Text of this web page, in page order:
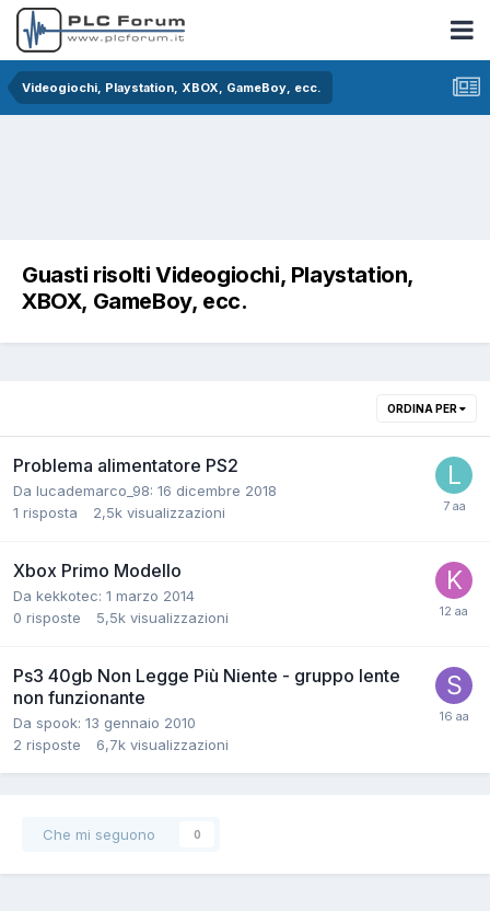
Videogiochi, Playstation, XBOX, GameBoy, ecc.
Guasti risolti Videogiochi, Playstation,
XBOX, GameBoy, ecc.
ORDINA PER
Problema alimentatore PS2
Da lucademarco_98: 16 dicembre 2018
1 risposta 2,5k visualizzazioni
Xbox Primo Modello
Da kekkotec: 1 marzo 2014
0 risposte 5,5k visualizzazioni
Ps3 40gb Non Legge Più Niente - gruppo lente
non funzionante
Da spook: 13 gennaio 2010
2 risposte 6,7k visualizzazioni
Che mi seguono 0